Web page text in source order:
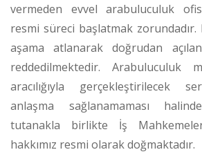
vermeden evvel arabuluculuk
resmi süreci başlatmak zorundadır.
aşama atlanarak doğrudan
reddedilmektedir. Arabuluculuk
aracılığıyla gerçekleştirilecek
anlaşma sağlanamaması
tutanakla birlikte İş
hakkımız resmi olarak doğmaktadır.